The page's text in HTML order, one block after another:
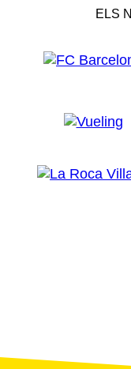
ELS